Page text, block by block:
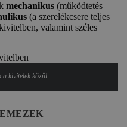
mechanikus (működtetés
(a szerelékcsere teljes
valamint széles
a kivitelek közül